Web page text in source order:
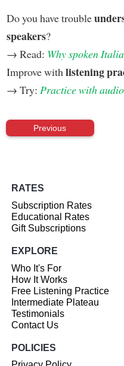
Do you have trouble
speakers?
→ Read: Why spoken
Improve with listening
→ Try: Practice with
Previous
RATES
Subscription Rates
Educational Rates
Gift Subscriptions
EXPLORE
Who It's For
How It Works
Free Listening Practice
Intermediate Plateau
Testimonials
Contact Us
POLICIES